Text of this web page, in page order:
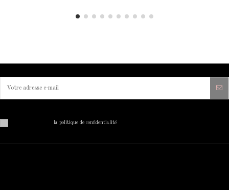
la politique de confidentialité